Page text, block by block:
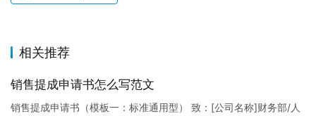
相关推荐
销售提成申请书怎么写范文
销售提成申请书（模板一：标准通用型） 致：[公司名称]财务部/人